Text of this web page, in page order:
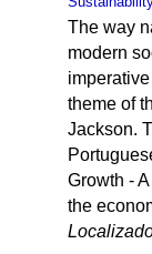
The way
modern
theme of
Jackson.
Growth -
the